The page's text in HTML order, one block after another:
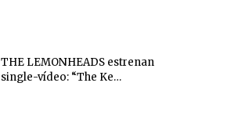
THE LEMONHEADS estrenan
single-vídeo: “The Ke…